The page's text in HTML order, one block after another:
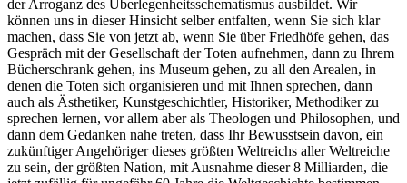
der Arroganz des Überlegenheitsschematismus ausbildet. Wir
können uns in dieser Hinsicht selber entfalten, wenn Sie sich klar
machen, dass Sie von jetzt ab, wenn Sie über Friedhöfe gehen, das
Gespräch mit der Gesellschaft der Toten aufnehmen, dann zu Ihrem
Bücherschrank gehen, ins Museum gehen, zu all den Arealen, in
denen die Toten sich organisieren und mit Ihnen sprechen, dann
auch als Ästhetiker, Kunstgeschichtler, Historiker, Methodiker zu
sprechen lernen, vor allem aber als Theologen und Philosophen, und
dann dem Gedanken nahe treten, dass Ihr Bewusstsein davon, ein
zukünftiger Angehöriger dieses größten Weltreichs aller Weltreiche
zu sein, der größten Nation, mit Ausnahme dieser 8 Milliarden, die